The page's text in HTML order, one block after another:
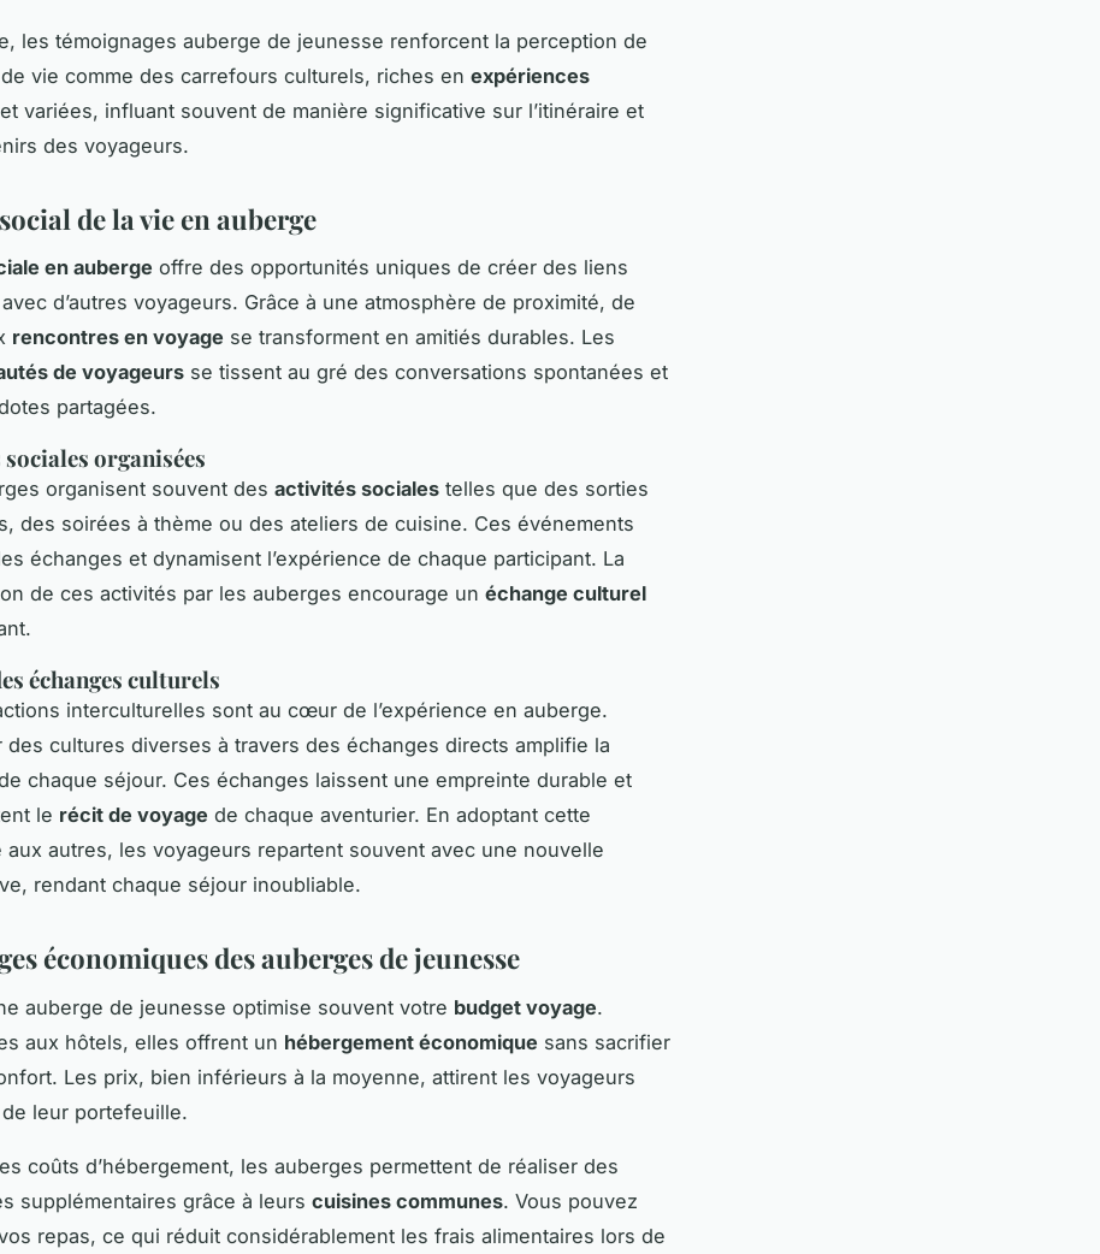
les témoignages auberge de jeunesse renforcent la perception de
vie comme des carrefours culturels, riches en expériences
et variées, influant souvent de manière significative sur l’itinéraire et
des voyageurs.
de la vie en auberge
en auberge offre des opportunités uniques de créer des liens
d’autres voyageurs. Grâce à une atmosphère de proximité, de
rencontres en voyage se transforment en amitiés durables. Les
de voyageurs se tissent au gré des conversations spontanées et
partagées.
organisées
organisent souvent des activités sociales telles que des sorties
des soirées à thème ou des ateliers de cuisine. Ces événements
échanges et dynamisent l’expérience de chaque participant. La
de ces activités par les auberges encourage un échange culturel
échanges culturels
interculturelles sont au cœur de l’expérience en auberge.
des cultures diverses à travers des échanges directs amplifie la
chaque séjour. Ces échanges laissent une empreinte durable et
le récit de voyage de chaque aventurier. En adoptant cette
aux autres, les voyageurs repartent souvent avec une nouvelle
rendant chaque séjour inoubliable.
économiques des auberges de jeunesse
auberge de jeunesse optimise souvent votre budget voyage.
aux hôtels, elles offrent un hébergement économique sans sacrifier
Les prix, bien inférieurs à la moyenne, attirent les voyageurs
leur portefeuille.
coûts d’hébergement, les auberges permettent de réaliser des
supplémentaires grâce à leurs cuisines communes. Vous pouvez
repas, ce qui réduit considérablement les frais alimentaires lors de